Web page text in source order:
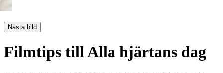
Nästa bild
Filmtips till Alla hjärtans dag